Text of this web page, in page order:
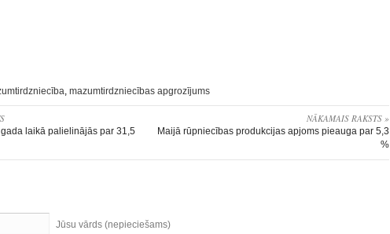
, mazumtirdzniecības apgrozījums
laikā palielinājās par 31,5
NĀKAMAIS RAKSTS »
Maijā rūpniecības produkcijas apjoms pieauga par 5,3
%
Jūsu vārds (nepieciešams)